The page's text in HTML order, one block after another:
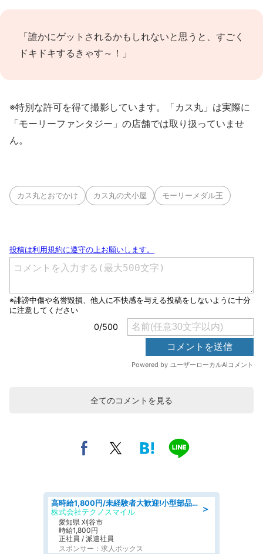
「誰かにゲットされるかもしれないと思うと、すごく
ドキドキするきゃす～！」
※特別な許可を得て撮影しています。「カス丸」は実際に
「モーリーファンタジー」の店舗では取り扱っていませ
ん。
カス丸とおでかけ カス丸の犬小屋 モーリーメダル王
全てのコメントを見る
＞
高時給1,800円/未経験者大歓迎!小型部品の加工業務 denso aichi
株式会社テクノスマイル
愛知県 刈谷市
時給1,800円
正社員 / 派遣社員
スポンサー：求人ボックス